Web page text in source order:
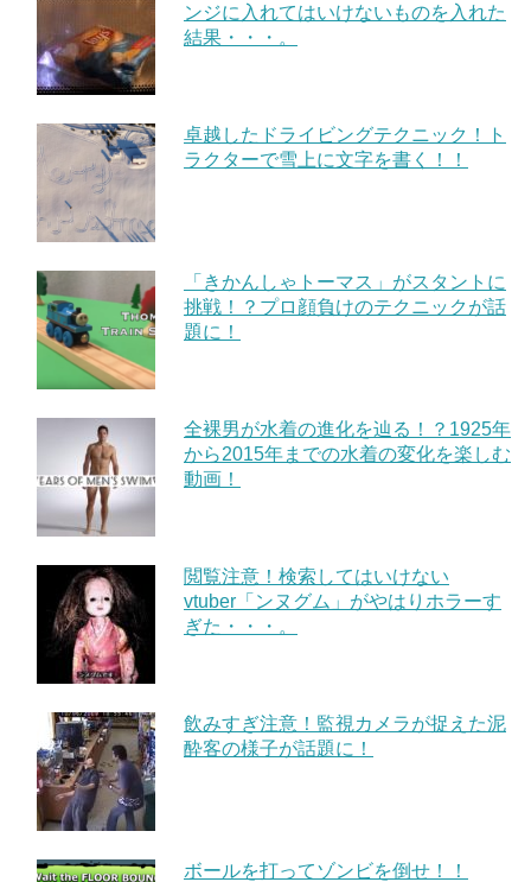
ンジに入れてはいけないものを入れた
結果・・・。
卓越したドライビングテクニック！ト
ラクターで雪上に文字を書く！！
「きかんしゃトーマス」がスタントに
挑戦！？プロ顔負けのテクニックが話
題に！
全裸男が水着の進化を辿る！？1925年
から2015年までの水着の変化を楽しむ
動画！
閲覧注意！検索してはいけない
vtuber「ンヌグム」がやはりホラーす
ぎた・・・。
飲みすぎ注意！監視カメラが捉えた泥
酔客の様子が話題に！
ボールを打ってゾンビを倒せ！！